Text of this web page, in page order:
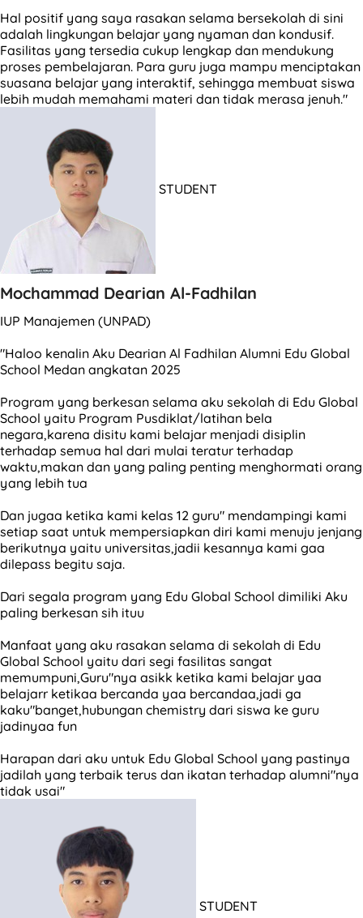
Hal positif yang saya rasakan selama bersekolah di sini
adalah lingkungan belajar yang nyaman dan kondusif.
Fasilitas yang tersedia cukup lengkap dan mendukung
proses pembelajaran. Para guru juga mampu menciptakan
suasana belajar yang interaktif, sehingga membuat siswa
lebih mudah memahami materi dan tidak merasa jenuh."
STUDENT
Mochammad Dearian Al-Fadhilan
IUP Manajemen (UNPAD)
"Haloo kenalin Aku Dearian Al Fadhilan Alumni Edu Global
School Medan angkatan 2025
Program yang berkesan selama aku sekolah di Edu Global
School yaitu Program Pusdiklat/latihan bela
negara,karena disitu kami belajar menjadi disiplin
terhadap semua hal dari mulai teratur terhadap
waktu,makan dan yang paling penting menghormati orang
yang lebih tua
Dan jugaa ketika kami kelas 12 guru" mendampingi kami
setiap saat untuk mempersiapkan diri kami menuju jenjang
berikutnya yaitu universitas,jadii kesannya kami gaa
dilepass begitu saja.
Dari segala program yang Edu Global School dimiliki Aku
paling berkesan sih ituu
Manfaat yang aku rasakan selama di sekolah di Edu
Global School yaitu dari segi fasilitas sangat
memumpuni,Guru"nya asikk ketika kami belajar yaa
belajarr ketikaa bercanda yaa bercandaa,jadi ga
kaku"banget,hubungan chemistry dari siswa ke guru
jadinyaa fun
Harapan dari aku untuk Edu Global School yang pastinya
jadilah yang terbaik terus dan ikatan terhadap alumni"nya
tidak usai"
STUDENT